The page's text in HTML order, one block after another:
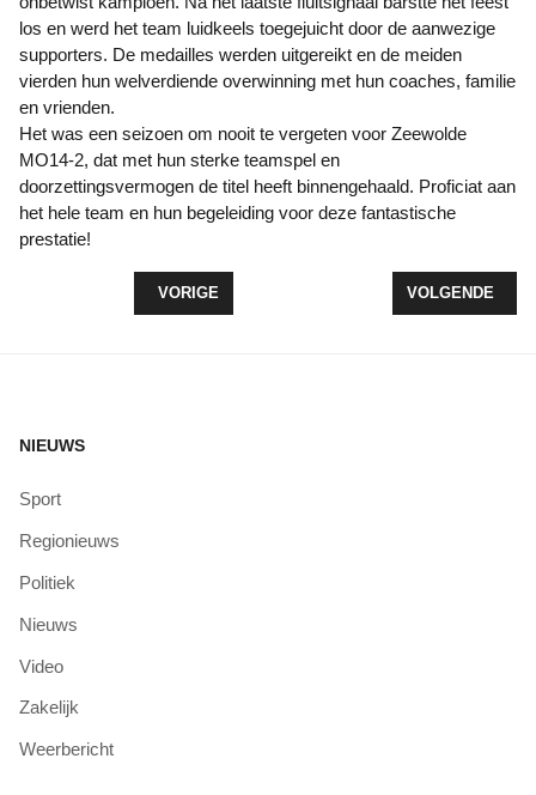
los en werd het team luidkeels toegejuicht door de aanwezige
supporters. De medailles werden uitgereikt en de meiden
vierden hun welverdiende overwinning met hun coaches, familie
en vrienden.
Het was een seizoen om nooit te vergeten voor Zeewolde
MO14-2, dat met hun sterke teamspel en
doorzettingsvermogen de titel heeft binnengehaald. Proficiat aan
het hele team en hun begeleiding voor deze fantastische
prestatie!
VORIG ARTIKEL: TOP 10 PLAATSEN NK ATLETIEK
VORIGE VOLGENDE
VOLGENDE
NIEUWS
Sport
Regionieuws
Politiek
Nieuws
Video
Zakelijk
Weerbericht